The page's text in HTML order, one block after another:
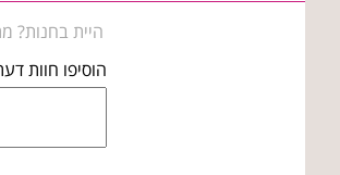
היית בחנות?
הוסיפו חוות